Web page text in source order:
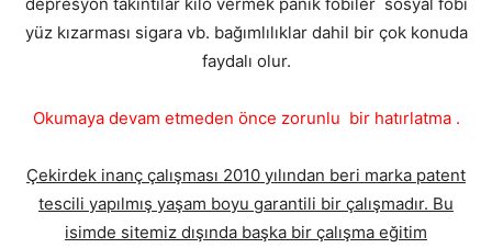
yüz kızarması sigara vb. bağımlılıklar dahil bir çok konuda
faydalı olur.
Okumaya devam etmeden önce zorunlu bir hatırlatma .
Çekirdek inanç çalışması 2010 yılından beri marka patent
tescili yapılmış yaşam boyu garantili bir çalışmadır. Bu
isimde sitemiz dışında başka bir çalışma eğitim